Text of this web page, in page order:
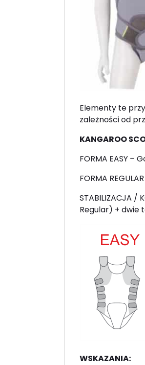
Elementy te
zależności od
KANGAROO
FORMA EASY –
FORMA
STABILIZACJA /
Regular) + dwie
WSKAZANIA: